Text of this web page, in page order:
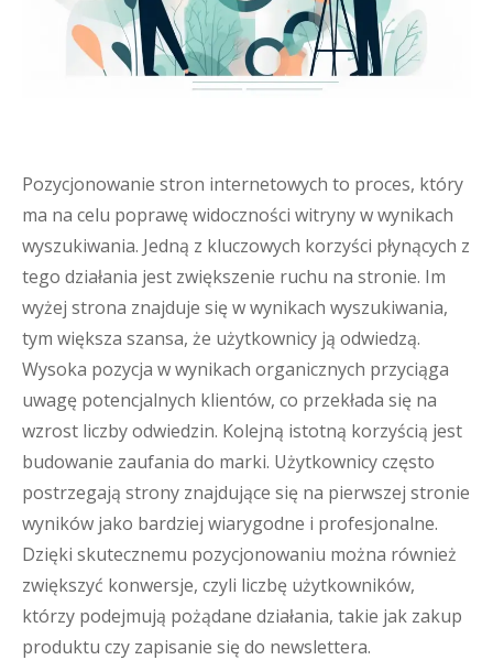
Pozycjonowanie stron internetowych to proces, który
ma na celu poprawę widoczności witryny w wynikach
wyszukiwania. Jedną z kluczowych korzyści płynących z
tego działania jest zwiększenie ruchu na stronie. Im
wyżej strona znajduje się w wynikach wyszukiwania,
tym większa szansa, że użytkownicy ją odwiedzą.
Wysoka pozycja w wynikach organicznych przyciąga
uwagę potencjalnych klientów, co przekłada się na
wzrost liczby odwiedzin. Kolejną istotną korzyścią jest
budowanie zaufania do marki. Użytkownicy często
postrzegają strony znajdujące się na pierwszej stronie
wyników jako bardziej wiarygodne i profesjonalne.
Dzięki skutecznemu pozycjonowaniu można również
zwiększyć konwersje, czyli liczbę użytkowników,
którzy podejmują pożądane działania, takie jak zakup
produktu czy zapisanie się do newslettera.